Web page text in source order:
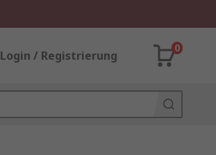
Login / Registrierung
0